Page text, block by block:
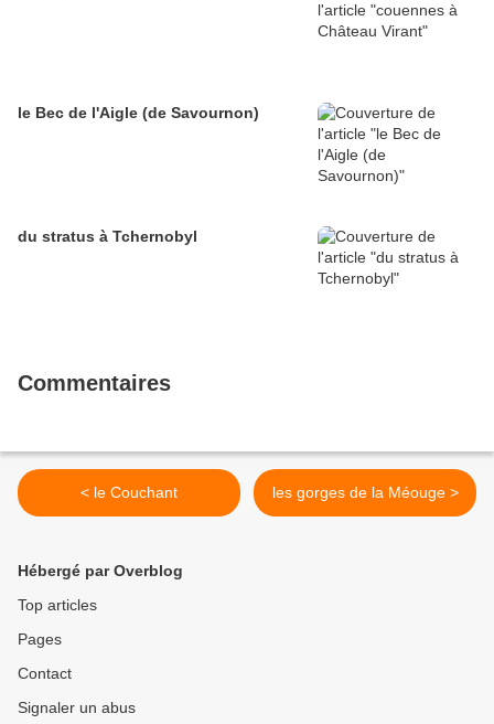
le Bec de l'Aigle (de Savournon)
du stratus à Tchernobyl
Commentaires
< le Couchant les gorges de la Méouge >
Hébergé par Overblog
Top articles
Pages
Contact
Signaler un abus